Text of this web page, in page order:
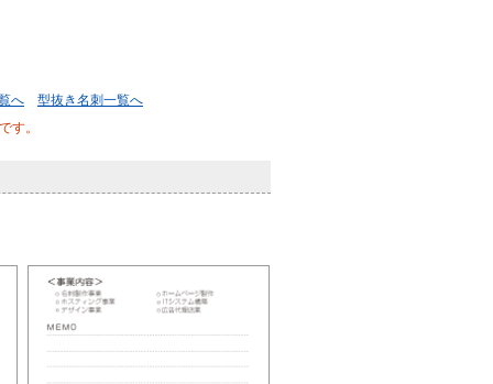
へ
型抜き名刺一覧へ
す。